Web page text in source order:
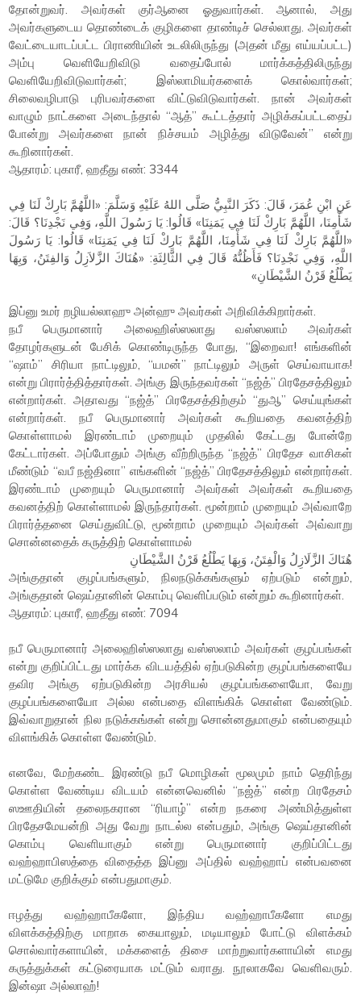
தோன்றுவர். அவர்கள் குர்ஆனை ஓதுவார்கள். ஆனால், அது
அவர்களுடைய தொண்டைக் குழிகளை தாண்டிச் செல்லாது. அவர்கள்
வேட்டையாடப்பட்ட பிராணியின் உடலிலிருந்து (அதன் மீது எய்யப்பட்ட)
அம்பு வெளியேறிவிடு வதைப்போல் மார்க்கத்திலிருந்து
வெளியேறிவிடுவார்கள்; இஸ்லாமியர்களைக் கொல்வார்கள்;
சிலைவழிபாடு புரிபவர்களை விட்டுவிடுவார்கள். நான் அவர்கள்
வாழும் நாட்களை அடைந்தால் “ஆத்” கூட்டத்தார் அழிக்கப்பட்டதைப்
போன்று அவர்களை நான் நிச்சயம் அழித்து விடுவேன்” என்று
கூறினார்கள்.
ஆதாரம்: புகாரீ, ஹதீது எண்: 3344
عَنِ ابْنِ عُمَرَ، قَالَ: ذَكَرَ النَّبِيُّ صَلَّى اللهُ عَلَيْهِ وَسَلَّمَ: «اللَّهُمَّ بَارِكْ لَنَا فِي
شَأْمِنَا، اللَّهُمَّ بَارِكْ لَنَا فِي يَمَنِنَا» قَالُوا: يَا رَسُولَ اللَّهِ، وَفِي نَجْدِنَا؟ قَالَ:
«اللَّهُمَّ بَارِكْ لَنَا فِي شَأْمِنَا، اللَّهُمَّ بَارِكْ لَنَا فِي يَمَنِنَا» قَالُوا: يَا رَسُولَ
اللَّهِ، وَفِي نَجْدِنَا؟ فَأَظُنُّهُ قَالَ فِي الثَّالِثَةِ: «هُنَاكَ الزَّلاَزِلُ وَالفِتَنُ، وَبِهَا
يَطْلُعُ قَرْنُ الشَّيْطَانِ»
இப்னு உமர் றழியல்லாஹு அன்ஹு அவர்கள் அறிவிக்கிறார்கள்.
நபீ பெருமானார் அலைஹிஸ்ஸலாது வஸ்ஸலாம் அவர்கள்
தோழர்களுடன் பேசிக் கொண்டிருந்த போது, “இறைவா! எங்களின்
“ஷாம்” சிரியா நாட்டிலும், “யமன்” நாட்டிலும் அருள் செய்வாயாக!
என்று பிரார்த்தித்தார்கள். அங்கு இருந்தவர்கள் “நஜ்த்” பிரதேசத்திலும்
என்றார்கள். அதாவது “நஜ்த்” பிரதேசத்திற்கும் “துஆ” செய்யுங்கள்
என்றார்கள். நபீ பெருமானார் அவர்கள் கூறியதை கவனத்திற்
கொள்ளாமல் இரண்டாம் முறையும் முதலில் கேட்டது போன்றே
கேட்டார்கள். அப்போதும் அங்கு வீற்றிருந்த “நஜ்த்” பிரதேச வாசிகள்
மீண்டும் “வபீ நஜ்தினா” எங்களின் “நஜ்த்” பிரதேசத்திலும் என்றார்கள்.
இரண்டாம் முறையும் பெருமானார் அவர்கள் அவர்கள் கூறியதை
கவனத்திற் கொள்ளாமல் இருந்தார்கள். மூன்றாம் முறையும் அவ்வாறே
பிரார்த்தனை செய்துவிட்டு, மூன்றாம் முறையும் அவர்கள் அவ்வாறு
சொன்னதைக் கருத்திற் கொள்ளாமல்
هُنَاكَ الزَّلَازِلُ وَالْفِتَنُ، وَبِهَا يَطْلُعُ قَرْنُ الشَّيْطَانِ
அங்குதான் குழப்பங்களும், நிலநடுக்கங்களும் ஏற்படும் என்றும்,
அங்குதான் ஷெய்தானின் கொம்பு வெளிப்படும் என்றும் கூறினார்கள்.
ஆதாரம்: புகாரீ, ஹதீது எண்: 7094
நபீ பெருமானார் அலைஹிஸ்ஸலாது வஸ்ஸலாம் அவர்கள் குழப்பங்கள்
என்று குறிப்பிட்டது மார்க்க விடயத்தில் ஏற்படுகின்ற குழப்பங்களையே
தவிர அங்கு ஏற்படுகின்ற அரசியல் குழப்பங்களையோ, வேறு
குழப்பங்களையோ அல்ல என்பதை விளங்கிக் கொள்ள வேண்டும்.
இவ்வாறுதான் நில நடுக்கங்கள் என்று சொன்னதுமாகும் என்பதையும்
விளங்கிக் கொள்ள வேண்டும்.
எனவே, மேற்கண்ட இரண்டு நபீ மொழிகள் மூலமும் நாம் தெரிந்து
கொள்ள வேண்டிய விடயம் என்னவெனில் “நஜ்த்” என்ற பிரதேசம்
ஸஊதியின் தலைநகரான “ரியாழ்” என்ற நகரை அண்மித்துள்ள
பிரதேசமேயன்றி அது வேறு நாடல்ல என்பதும், அங்கு ஷெய்தானின்
கொம்பு வெளியாகும் என்று பெருமானார் குறிப்பிட்டது
வஹ்ஹாபிஸத்தை விதைத்த இப்னு அப்தில் வஹ்ஹாப் என்பவனை
மட்டுமே குறிக்கும் என்பதுமாகும்.
ஈழத்து வஹ்ஹாபீகளோ, இந்திய வஹ்ஹாபீகளோ எமது
விளக்கத்திற்கு மாறாக கையாலும், மடியாலும் போட்டு விளக்கம்
சொல்வார்களாயின், மக்களைத் திசை மாற்றுவார்களாயின் எமது
கருத்துக்கள் கட்டுரையாக மட்டும் வராது. நூலாகவே வெளிவரும்.
இன்ஷா அல்லாஹ்!